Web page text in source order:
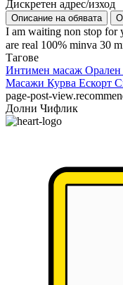
Дискретен адрес/изход
Описание на обявата
I am waiting non stop for
are real 100% minva 30
Тагове
Интимен масаж Орален
Масажи Курва Ескорт
page-post-
Долни Чифлик